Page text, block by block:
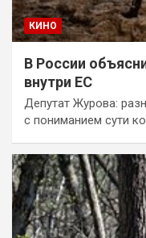
КИНО
В России
внутри ЕС
Депутат Журова:
с пониманием сути